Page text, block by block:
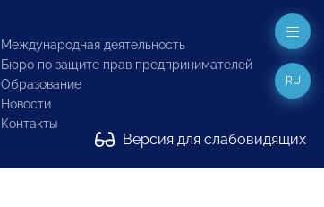
Международная деятельность
Бюро по защите прав предпринимателей
Образование
Новости
Контакты
Версия для слабовидящих
RU